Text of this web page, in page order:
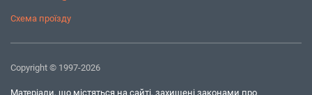
Схема проїзду
Copyright © 1997-2026
Матеріали, що містяться на сайті, захищені законами про